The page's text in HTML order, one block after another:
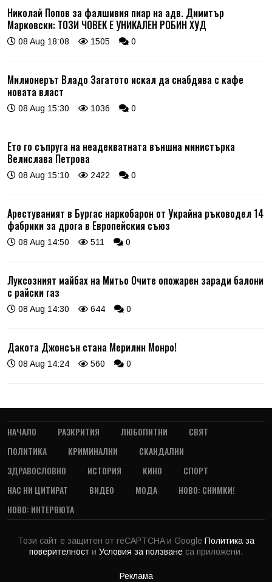
Николай Попов за фалшивия пиар на адв. Димитър
Марковски: ТОЗИ ЧОВЕК Е УНИКАЛЕН РОБИН ХУД
08 Aug 18:08 1505 0
Милионерът Владо Загатото искал да снабдява с кафе
новата власт
08 Aug 15:30 1036 0
Ето го съпруга на неадекватната външна министърка
Велислава Петрова
08 Aug 15:10 2422 0
Арестуваният в Бургас наркобарон от Украйна ръководел 14
фабрики за дрога в Европейския съюз
08 Aug 14:50 511 0
Луксозният майбах на Митьо Очите опожарен заради балони
с райски газ
08 Aug 14:30 644 0
Дакота Джонсън стана Мерилин Монро!
08 Aug 14:24 560 0
НАЧАЛО РАЗКРИТИЯ ЛЮБОПИТНИ
СВЯТ
ПОЛИТИКА
КРИМИНАЛНИ
СКАНДАЛНИ
ЗДРАВОСЛОВНО
ИСТОРИЯ КИНО
СПОРТ
НАС НИ ЦИТИРАТ
ВИДЕО МОДА
НОВО: СНИМКИ!
НОВО: ИНТЕРВЮТА
Този сайт е защитен от reCAPTCHA и Google Политика за
поверителност и Условия за ползване са приложени.
Реклама